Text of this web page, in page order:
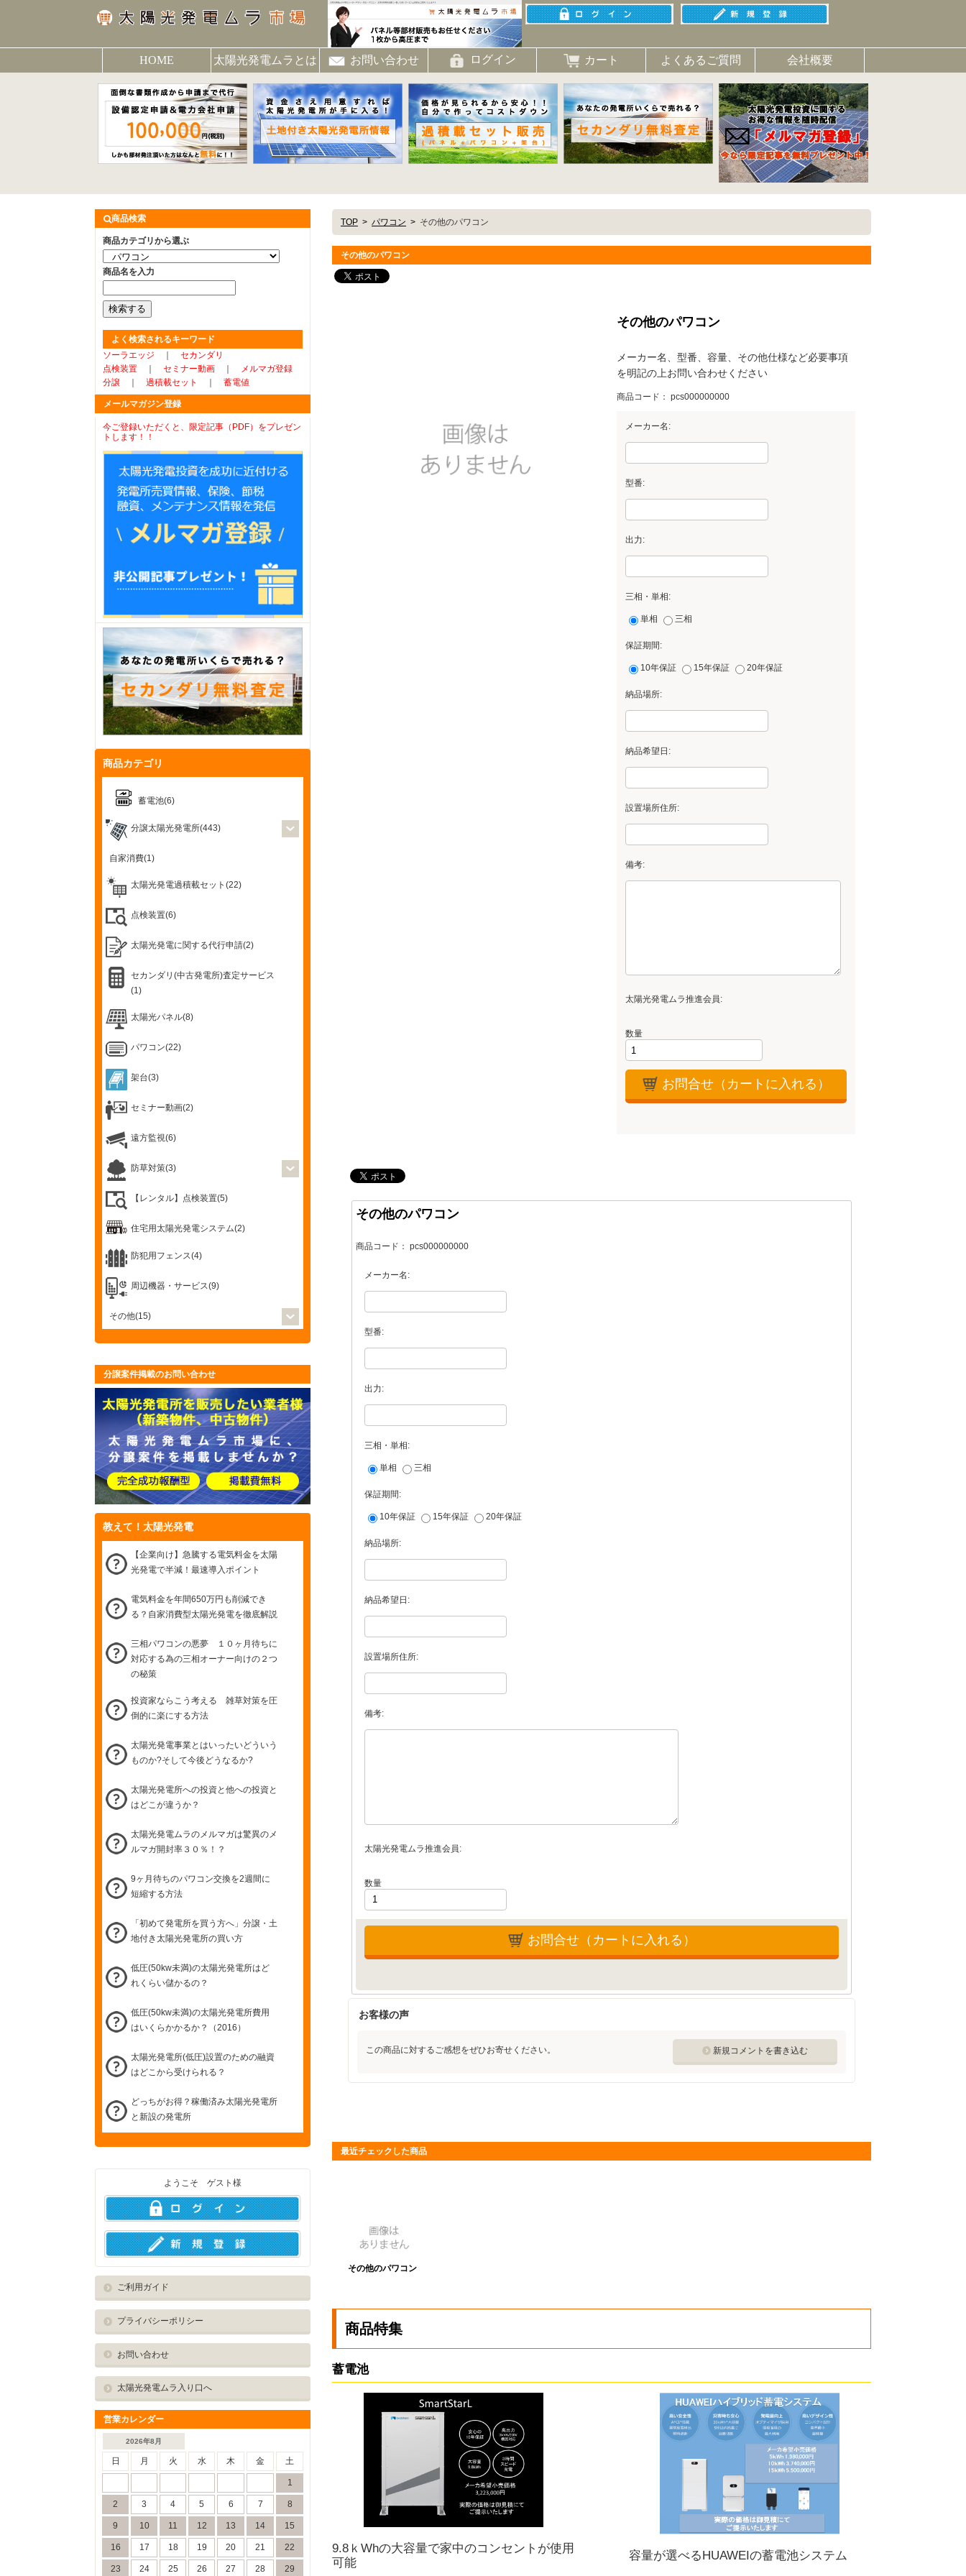
HOME 太陽光発電ムラとは お問い合わせ ログイン カート よくあるご質問 会社概要
TOP パワコン その他のパワコン
その他のパワコン
その他のパワコン
メーカー名、型番、容量、その他仕様など必要事項
を明記の上お問い合わせください
商品コード：pcs000000000
メーカー名:
型番:
出力:
三相・単相:
単相 三相
保証期間:
10年保証 15年保証 20年保証
納品場所:
納品希望日:
設置場所住所:
備考:
太陽光発電ムラ推進会員:
数量
お問合せ（カートに入れる）
その他のパワコン
商品コード： pcs000000000
メーカー名:
型番:
出力:
三相・単相:
単相 三相
保証期間:
10年保証 15年保証 20年保証
納品場所:
納品希望日:
設置場所住所:
備考:
太陽光発電ムラ推進会員:
数量
お問合せ（カートに入れる）
お客様の声
この商品に対するご感想をぜひお寄せください。 新規コメントを書き込む
最近チェックした商品
その他のパワコン
商品特集
蓄電池
9.8ｋWhの大容量で家中のコンセントが使用
可能
容量が選べるHUAWEIの蓄電池システム
商品検索
商品カテゴリから選ぶ
商品名を入力
よく検索されるキーワード
ソーラエッジ
セカンダリ
点検装置｜ セミナー動画｜
メルマガ登録
分譲｜ 過積載セット 蓄電値
メールマガジン登録
今ご登録いただくと、限定記事（PDF）をプレゼン
トします！！
商品カテゴリ
蓄電池(6)
分譲太陽光発電所(443)
自家消費(1)
太陽光発電過積載セット(22)
点検装置(6)
太陽光発電に関する代行申請(2)
セカンダリ(中古発電所)査定サービス
(1)
太陽光パネル(8)
パワコン(22)
架台(3)
セミナー動画(2)
遠方監視(6)
防草対策(3)
【レンタル】点検装置(5)
住宅用太陽光発電システム(2)
防犯用フェンス(4)
周辺機器・サービス(9)
その他(15)
分譲案件掲載のお問い合わせ
教えて！太陽光発電
【企業向け】急騰する電気料金を太陽
光発電で半減！最速導入ポイント
電気料金を年間650万円も削減でき
る？自家消費型太陽光発電を徹底解説
三相パワコンの悪夢 １０ヶ月待ちに
対応する為の三相オーナー向けの２つ
の秘策
投資家ならこう考える 雑草対策を圧
倒的に楽にする方法
太陽光発電事業とはいったいどういう
ものか?そして今後どうなるか?
太陽光発電所への投資と他への投資と
はどこが違うか？
太陽光発電ムラのメルマガは驚異のメ
ルマガ開封率３０％！？
9ヶ月待ちのパワコン交換を2週間に
短縮する方法
「初めて発電所を買う方へ」分譲・土
地付き太陽光発電所の買い方
低圧(50kw未満)の太陽光発電所はど
れくらい儲かるの？
低圧(50kw未満)の太陽光発電所費用
はいくらかかるか？（2016）
太陽光発電所(低圧)設置のための融資
はどこから受けられる？
どっちがお得？稼働済み太陽光発電所
と新設の発電所
ようこそ ゲスト様
ご利用ガイド
プライバシーポリシー
お問い合わせ
太陽光発電ムラ入り口へ
営業カレンダー
2026年8月
日 月 火 水 木 金 土
1
2 3 4 5 6 7 8
9 10 11 12 13 14 15
16 17 18 19 20 21 22
23 24 25 26 27 28 29